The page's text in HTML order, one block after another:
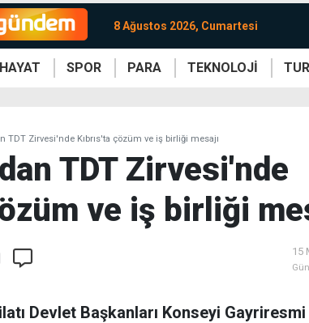
8 Ağustos 2026, Cumartesi
HAYAT SPOR PARA TEKNOLOJİ
TDT Zirvesi'nde Kıbrıs'ta çözüm ve iş birliği mesajı
TDT Zirvesi'nde
ve iş birliği
15
Devlet Başkanları Konseyi